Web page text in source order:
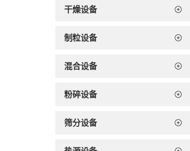
干燥设备
制粒设备
混合设备
粉碎设备
筛分设备